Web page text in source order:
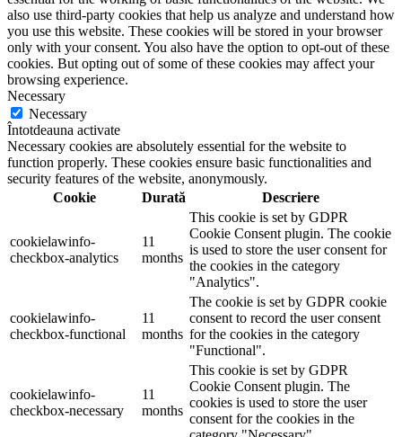
also use third-party cookies that help us analyze and understand how
you use this website. These cookies will be stored in your browser
only with your consent. You also have the option to opt-out of these
cookies. But opting out of some of these cookies may affect your
browsing experience.
Necessary
Necessary
Întotdeauna activate
Necessary cookies are absolutely essential for the website to
function properly. These cookies ensure basic functionalities and
security features of the website, anonymously.
Cookie
Durată Descriere
cookielawinfo-
checkbox-analytics
11
months
This cookie is set by GDPR
Cookie Consent plugin. The cookie
is used to store the user consent for
the cookies in the category
"Analytics".
cookielawinfo-
checkbox-functional
11
months
The cookie is set by GDPR cookie
consent to record the user consent
for the cookies in the category
"Functional".
cookielawinfo-
checkbox-necessary
11
months
This cookie is set by GDPR
Cookie Consent plugin. The
cookies is used to store the user
consent for the cookies in the